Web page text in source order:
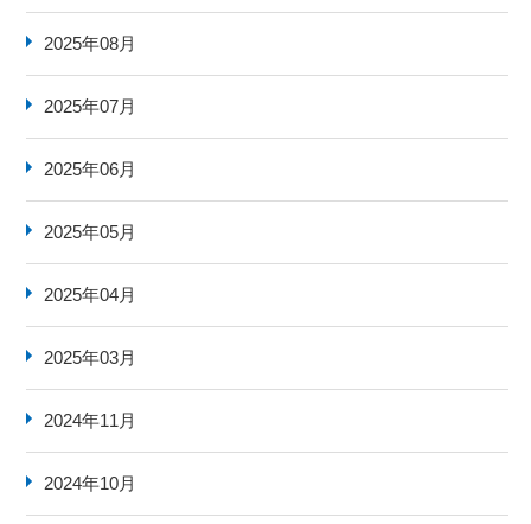
2025年08月
2025年07月
2025年06月
2025年05月
2025年04月
2025年03月
2024年11月
2024年10月